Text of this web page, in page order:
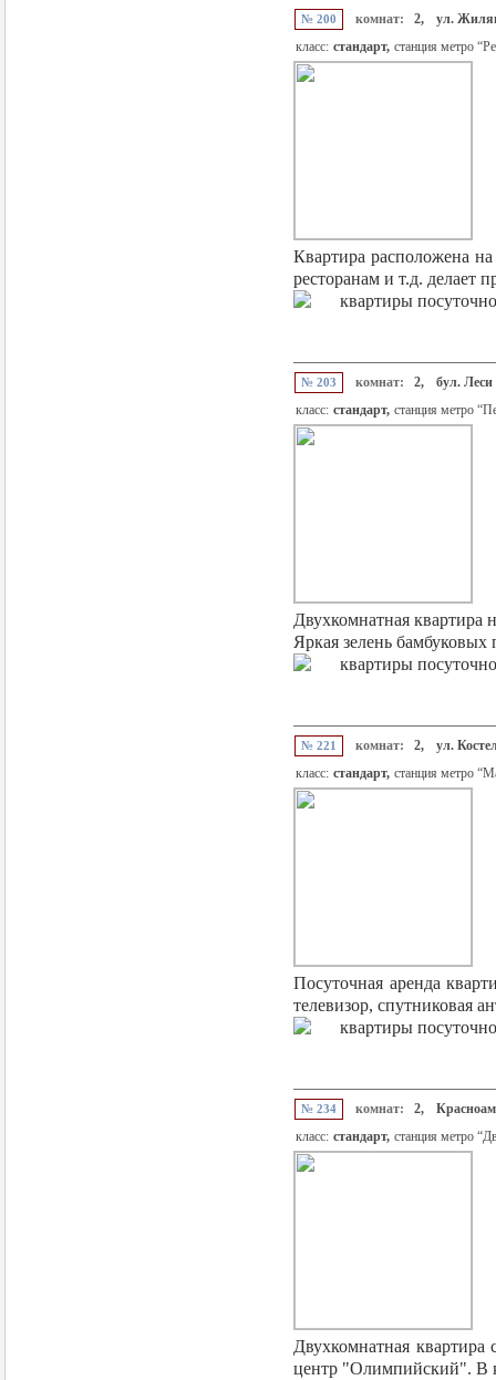
№ 200 комнат: 2,
ул.
класс: стандарт, станция метро
Квартира расположена
ресторанам и т.д. делает
№ 203 комнат: 2,
бул.
класс: стандарт, станция метро
Двухкомнатная квартира
Яркая зелень бамбуковых
№ 221 комнат: 2,
ул.
класс: стандарт, станция метро
Посуточная аренда
телевизор, спутниковая
№ 234 комнат: 2,
класс: стандарт, станция метро
Двухкомнатная
центр "Олимпийский". В